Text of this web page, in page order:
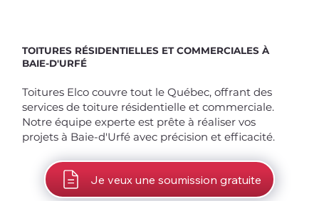
TOITURES RÉSIDENTIELLES ET COMMERCIALES À
BAIE-D'URFÉ
Toitures Elco couvre tout le Québec, offrant des
services de toiture résidentielle et commerciale.
Notre équipe experte est prête à réaliser vos
projets à Baie-d'Urfé avec précision et efficacité.
Je veux une soumission gratuite